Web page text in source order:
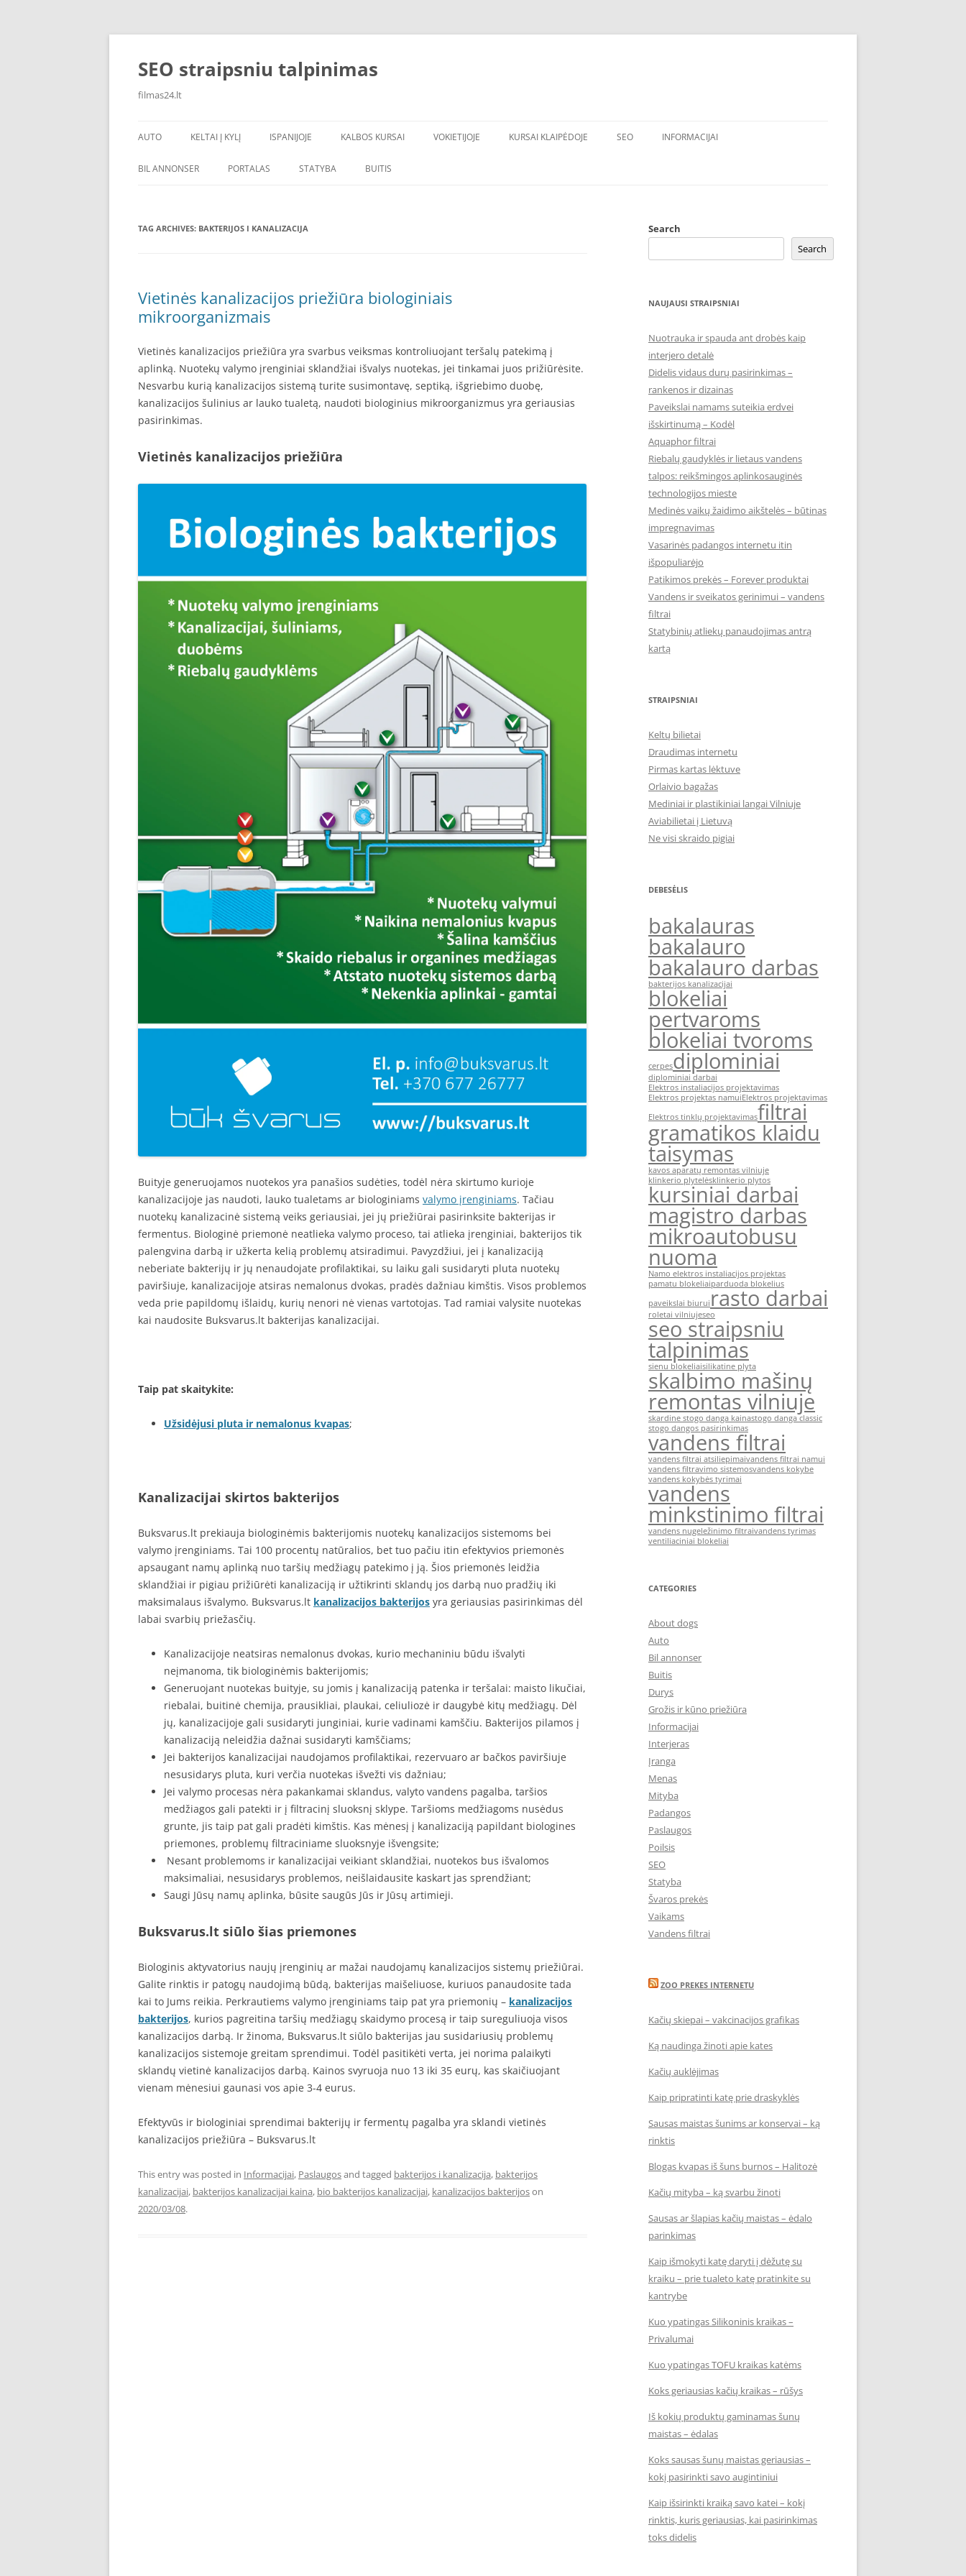
Skip
SEO straipsniu talpinimas
filmas24.lt
AUTO KELTAI Į KYLĮ ISPANIJOJE KALBOS KURSAI VOKIETIJOJE KURSAI KLAIPĖDOJE SEO INFORMACIJAI
BIL ANNONSER PORTALAS STATYBA BUITIS
TAG ARCHIVES: BAKTERIJOS I KANALIZACIJA
Vietinės kanalizacijos priežiūra biologiniais
mikroorganizmais
Vietinės kanalizacijos priežiūra yra svarbus veiksmas kontroliuojant teršalų patekimą į
aplinką. Nuotekų valymo įrenginiai sklandžiai išvalys nuotekas, jei tinkamai juos prižiūrėsite.
Nesvarbu kurią kanalizacijos sistemą turite susimontavę, septiką, išgriebimo duobę,
kanalizacijos šulinius ar lauko tualetą, naudoti biologinius mikroorganizmus yra geriausias
pasirinkimas.
Vietinės kanalizacijos priežiūra
Buityje generuojamos nuotekos yra panašios sudėties, todėl nėra skirtumo kurioje
kanalizacijoje jas naudoti, lauko tualetams ar biologiniams valymo įrenginiams. Tačiau
nuotekų kanalizacinė sistemą veiks geriausiai, jei jų priežiūrai pasirinksite bakterijas ir
fermentus. Biologinė priemonė neatlieka valymo proceso, tai atlieka įrenginiai, bakterijos tik
palengvina darbą ir užkerta kelią problemų atsiradimui. Pavyzdžiui, jei į kanalizaciją
neberiate bakterijų ir jų nenaudojate profilaktikai, su laiku gali susidaryti pluta nuotekų
paviršiuje, kanalizacijoje atsiras nemalonus dvokas, pradės dažniau kimštis. Visos problemos
veda prie papildomų išlaidų, kurių nenori nė vienas vartotojas. Tad ramiai valysite nuotekas
kai naudosite Buksvarus.lt bakterijas kanalizacijai.
Taip pat skaitykite:
Užsidėjusi pluta ir nemalonus kvapas;
Kanalizacijai skirtos bakterijos
Buksvarus.lt prekiauja biologinėmis bakterijomis nuotekų kanalizacijos sistemoms bei
valymo įrenginiams. Tai 100 procentų natūralios, bet tuo pačiu itin efektyvios priemonės
apsaugant namų aplinką nuo taršių medžiagų patekimo į ją. Šios priemonės leidžia
sklandžiai ir pigiau prižiūrėti kanalizaciją ir užtikrinti sklandų jos darbą nuo pradžių iki
maksimalaus išvalymo. Buksvarus.lt kanalizacijos bakterijos yra geriausias pasirinkimas dėl
labai svarbių priežasčių.
Kanalizacijoje neatsiras nemalonus dvokas, kurio mechaniniu būdu išvalyti
neįmanoma, tik biologinėmis bakterijomis;
Generuojant nuotekas buityje, su jomis į kanalizaciją patenka ir teršalai: maisto likučiai,
riebalai, buitinė chemija, prausikliai, plaukai, celiuliozė ir daugybė kitų medžiagų. Dėl
jų, kanalizacijoje gali susidaryti junginiai, kurie vadinami kamščiu. Bakterijos pilamos į
kanalizaciją neleidžia dažnai susidaryti kamščiams;
Jei bakterijos kanalizacijai naudojamos profilaktikai, rezervuaro ar bačkos paviršiuje
nesusidarys pluta, kuri verčia nuotekas išvežti vis dažniau;
Jei valymo procesas nėra pakankamai sklandus, valyto vandens pagalba, taršios
medžiagos gali patekti ir į filtracinį sluoksnį sklype. Taršioms medžiagoms nusėdus
grunte, jis taip pat gali pradėti kimštis. Kas mėnesį į kanalizaciją papildant biologines
priemones, problemų filtraciniame sluoksnyje išvengsite;
Nesant problemoms ir kanalizacijai veikiant sklandžiai, nuotekos bus išvalomos
maksimaliai, nesusidarys problemos, neišlaidausite kaskart jas sprendžiant;
Saugi Jūsų namų aplinka, būsite saugūs Jūs ir Jūsų artimieji.
Buksvarus.lt siūlo šias priemones
Biologinis aktyvatorius naujų įrenginių ar mažai naudojamų kanalizacijos sistemų priežiūrai.
Galite rinktis ir patogų naudojimą būdą, bakterijas maišeliuose, kuriuos panaudosite tada
kai to Jums reikia. Perkrautiems valymo įrenginiams taip pat yra priemonių – kanalizacijos
bakterijos, kurios pagreitina taršių medžiagų skaidymo procesą ir taip sureguliuoja visos
kanalizacijos darbą. Ir žinoma, Buksvarus.lt siūlo bakterijas jau susidariusių problemų
kanalizacijos sistemoje greitam sprendimui. Todėl pasitikėti verta, jei norima palaikyti
sklandų vietinė kanalizacijos darbą. Kainos svyruoja nuo 13 iki 35 eurų, kas skaičiuojant
vienam mėnesiui gaunasi vos apie 3-4 eurus.
Efektyvūs ir biologiniai sprendimai bakterijų ir fermentų pagalba yra sklandi vietinės
kanalizacijos priežiūra – Buksvarus.lt
This entry was posted in Informacijai, Paslaugosand tagged bakterijos i kanalizacija, bakterijos
kanalizacijai, bakterijos kanalizacijai kaina, bio bakterijos kanalizacijai, kanalizacijos bakterijoson
2020/03/08.
Search
Search
NAUJAUSI STRAIPSNIAI
Nuotrauka ir spauda ant drobės kaip
interjero detalė
Didelis vidaus durų pasirinkimas –
rankenos ir dizainas
Paveikslai namams suteikia erdvei
išskirtinumą – Kodėl
Aquaphor filtrai
Riebalų gaudyklės ir lietaus vandens
talpos: reikšmingos aplinkosauginės
technologijos mieste
Medinės vaikų žaidimo aikštelės – būtinas
impregnavimas
Vasarinės padangos internetu itin
išpopuliarėjo
Patikimos prekės – Forever produktai
Vandens ir sveikatos gerinimui – vandens
filtrai
Statybinių atliekų panaudojimas antrą
kartą
STRAIPSNIAI
Keltų bilietai
Draudimas internetu
Pirmas kartas lėktuve
Orlaivio bagažas
Mediniai ir plastikiniai langai Vilniuje
Aviabilietai į Lietuvą
Ne visi skraido pigiai
DEBESĖLIS
bakalauras
bakalauro
bakalauro darbas
bakterijos kanalizacijai
blokeliai
pertvaroms
blokeliai tvoroms
cerpesdiplominiai
diplominiai darbai
Elektros instaliacijos projektavimas
Elektros projektas namuiElektros projektavimas
Elektros tinklų projektavimasfiltrai
gramatikos klaidu
taisymas
kavos aparatų remontas vilniuje
klinkerio plytelėsklinkerio plytos
kursiniai darbai
magistro darbas
mikroautobusu
nuoma
Namo elektros instaliacijos projektas
pamatu blokeliaiparduoda blokelius
paveikslai biurui rasto darbai
roletai vilniujeseo
seo straipsniu
talpinimas
sienu blokeliaisilikatine plyta
skalbimo mašinų
remontas vilniuje
skardine stogo danga kainastogo danga classic
stogo dangos pasirinkimas
vandens filtrai
vandens filtrai atsiliepimaivandens filtrai namui
vandens filtravimo sistemosvandens kokybe
vandens kokybės tyrimai
vandens
minkstinimo filtrai
vandens nugeležinimo filtraivandens tyrimas
ventiliaciniai blokeliai
CATEGORIES
About dogs
Auto
Bil annonser
Buitis
Durys
Grožis ir kūno priežiūra
Informacijai
Interjeras
Įranga
Menas
Mityba
Padangos
Paslaugos
Poilsis
SEO
Statyba
Švaros prekės
Vaikams
Vandens filtrai
ZOO PREKES INTERNETU
Kačių skiepai – vakcinacijos grafikas
Ką naudinga žinoti apie kates
Kačių auklėjimas
Kaip pripratinti katę prie draskyklės
Sausas maistas šunims ar konservai – ką
rinktis
Blogas kvapas iš šuns burnos – Halitozė
Kačių mityba – ką svarbu žinoti
Sausas ar šlapias kačių maistas – ėdalo
parinkimas
Kaip išmokyti katę daryti į dėžutę su
kraiku – prie tualeto katę pratinkite su
kantrybe
Kuo ypatingas Silikoninis kraikas –
Privalumai
Kuo ypatingas TOFU kraikas katėms
Koks geriausias kačių kraikas – rūšys
Iš kokių produktų gaminamas šunų
maistas – ėdalas
Koks sausas šunų maistas geriausias –
kokį pasirinkti savo augintiniui
Kaip išsirinkti kraiką savo katei – kokį
rinktis, kuris geriausias, kai pasirinkimas
toks didelis